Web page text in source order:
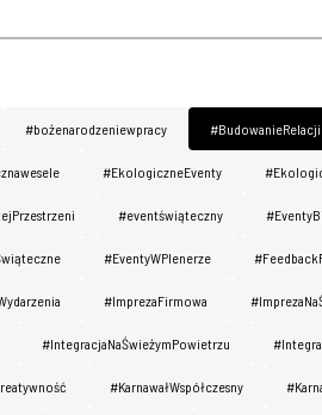
#bożenarodzeniewpracy #BudowanieRelacji
#EkologiczneEventy
#eventświąteczny
#EventyWPlenerze
#ImprezaFirmowa
#IntegracjaNaŚwieżymPowietrzu
#KarnawałWspółczesny